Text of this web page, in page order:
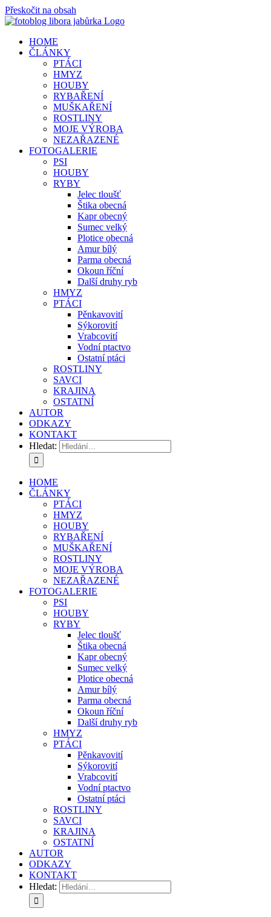
Přeskočit na obsah
HOME
ČLÁNKY
PTÁCI
HMYZ
HOUBY
RYBAŘENÍ
MUŠKAŘENÍ
ROSTLINY
MOJE VÝROBA
NEZAŘAZENÉ
FOTOGALERIE
PSI
HOUBY
RYBY
Jelec tloušť
Štika obecná
Kapr obecný
Sumec velký
Plotice obecná
Amur bílý
Parma obecná
Okoun říční
Další druhy ryb
HMYZ
PTÁCI
Pěnkavovití
Sýkorovití
Vrabcovití
Vodní ptactvo
Ostatní ptáci
ROSTLINY
SAVCI
KRAJINA
OSTATNÍ
AUTOR
ODKAZY
KONTAKT
Hledat:
HOME
ČLÁNKY
PTÁCI
HMYZ
HOUBY
RYBAŘENÍ
MUŠKAŘENÍ
ROSTLINY
MOJE VÝROBA
NEZAŘAZENÉ
FOTOGALERIE
PSI
HOUBY
RYBY
Jelec tloušť
Štika obecná
Kapr obecný
Sumec velký
Plotice obecná
Amur bílý
Parma obecná
Okoun říční
Další druhy ryb
HMYZ
PTÁCI
Pěnkavovití
Sýkorovití
Vrabcovití
Vodní ptactvo
Ostatní ptáci
ROSTLINY
SAVCI
KRAJINA
OSTATNÍ
AUTOR
ODKAZY
KONTAKT
Hledat: